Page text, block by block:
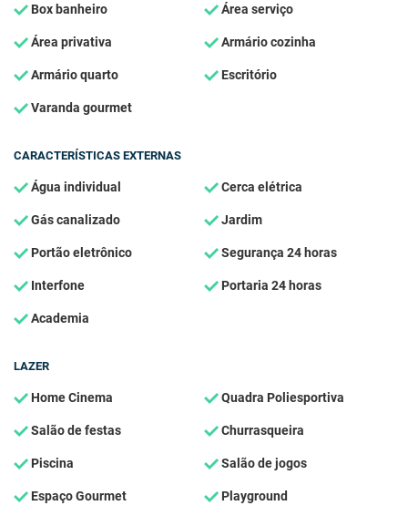
Box banheiro Área serviço
Área privativa Armário cozinha
Armário quarto Escritório
Varanda gourmet
CARACTERÍSTICAS EXTERNAS
Água individual Cerca elétrica
Gás canalizado Jardim
Portão eletrônico Segurança 24 horas
Interfone Portaria 24 horas
Academia
LAZER
Home Cinema Quadra Poliesportiva
Salão de festas Churrasqueira
Piscina Salão de jogos
Espaço Gourmet Playground